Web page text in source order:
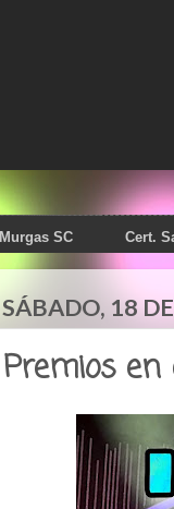
Murgas SC Cert.
SÁBADO, 18
Premios